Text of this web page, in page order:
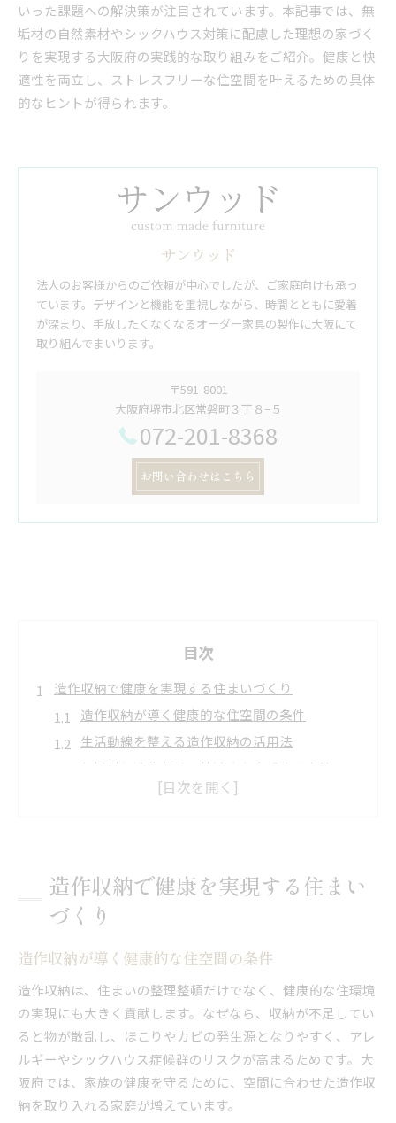
いった課題への解決策が注目されています。本記事では、無
垢材の自然素材やシックハウス対策に配慮した理想の家づく
りを実現する大阪府の実践的な取り組みをご紹介。健康と快
適性を両立し、ストレスフリーな住空間を叶えるための具体
的なヒントが得られます。
サンウッド
法人のお客様からのご依頼が中心でしたが、ご家庭向けも承っ
ています。デザインと機能を重視しながら、時間とともに愛着
が深まり、手放したくなくなるオーダー家具の製作に大阪にて
取り組んでまいります。
〒591-8001
大阪府堺市北区常磐町３丁８−５
072-201-8368
お問い合わせはこちら
目次
造作収納で健康を実現する住まいづくり
造作収納が導く健康的な住空間の条件
生活動線を整える造作収納の活用法
無垢材と造作収納で快適さを実感する方法
自然素材の造作収納がもたらす健康効果
無垢材造作収納が快適さを高める理由
調湿効果のある造作収納で心地よい家に
造作収納で感じる自然素材の温もりと安心
無垢材造作収納が家族の健康に寄与する仕組み
健康志向の家なら造作収納が頼れる理由
健康志向住宅に不可欠な造作収納の工夫
造作収納が家族の健康を支える仕組み
アレルギー対策に強い造作収納の設計法
シックハウス防止に役立つ造作収納の特徴
造作収納で健康を実現する住まい
づくり
造作収納が導く健康的な住空間の条件
造作収納は、住まいの整理整頓だけでなく、健康的な住環境
の実現にも大きく貢献します。なぜなら、収納が不足してい
ると物が散乱し、ほこりやカビの発生源となりやすく、アレ
ルギーやシックハウス症候群のリスクが高まるためです。大
阪府では、家族の健康を守るために、空間に合わせた造作収
納を取り入れる家庭が増えています。